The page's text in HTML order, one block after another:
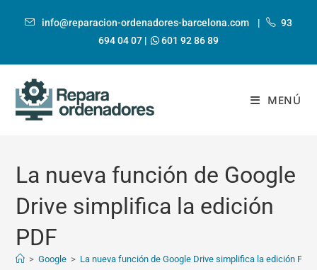
info@reparacion-ordenadores-barcelona.com |
93
694 04 07 | 601 92 86 89
MENÚ
La nueva función de Google
Drive simplifica la edición
PDF
> Google > La nueva función de Google Drive simplifica la edición PDF